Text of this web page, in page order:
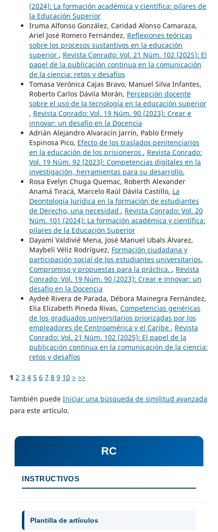
(2024): La formación académica y científica: pilares de
la Educación Superior
Iruma Alfonso González, Caridad Alonso Camaraza,
Ariel José Romero Fernández, Reflexiones teóricas
sobre los procesos sustantivos en la educación
superior , Revista Conrado: Vol. 21 Núm. 102 (2025): El
papel de la publicación continua en la comunicación
de la ciencia: retos y desafíos
Tomasa Verónica Cajas Bravo, Manuel Silva Infantes,
Roberto Carlos Dávila Morán, Percepción docente
sobre el uso de la tecnología en la educación superior
, Revista Conrado: Vol. 19 Núm. 90 (2023): Crear e
innovar: un desafio en la Docencia
Adrián Alejandro Alvaracín Jarrín, Pablo Ermely
Espinosa Pico, Efecto de los traslados penitenciarios
en la educación de los prisioneros , Revista Conrado:
Vol. 19 Núm. 92 (2023): Competencias digitales en la
investigación, herramientas para su desarrollo.
Rosa Evelyn Chuga Quemac, Roberth Alexander
Anamá Tiracá, Marcelo Raúl Dávila Castillo, La
Deontología Jurídica en la formación de estudiantes
de Derecho, una necesidad , Revista Conrado: Vol. 20
Núm. 101 (2024): La formación académica y científica:
pilares de la Educación Superior
Dayamí Valdivié Mena, José Manuel Ubals Álvarez,
Maybeli Véliz Rodríguez, Formación ciudadana y
participación social de los estudiantes universitarios.
Compromiso y propuestas para la práctica. , Revista
Conrado: Vol. 19 Núm. 90 (2023): Crear e innovar: un
desafio en la Docencia
Aydeé Rivera de Parada, Débora Mainegra Fernández,
Elia Elizabeth Pineda Rivas, Competencias genéricas
de los graduados universitarios priorizadas por los
empleadores de Centroamérica y el Caribe , Revista
Conrado: Vol. 21 Núm. 102 (2025): El papel de la
publicación continua en la comunicación de la ciencia:
retos y desafíos
1 2 3 4 5 6 7 8 9 10 > >>
También puede Iniciar una búsqueda de similitud avanzada
para este artículo.
RC
INSTRUCTIVOS
Plantilla de artículos